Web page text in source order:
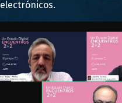
electrónicos.